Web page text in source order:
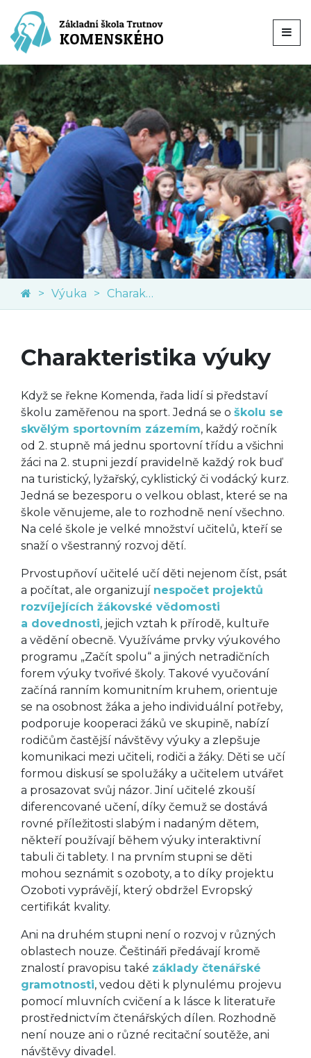
Výuka Charakteristika
Charakteristika výuky
Když se řekne Komenda, řada lidí si představí
školu zaměřenou na sport. Jedná se o školu se
skvělým sportovním zázemím, každý ročník
od 2. stupně má jednu sportovní třídu a všichni
žáci na 2. stupni jezdí pravidelně každý rok buď
na turistický, lyžařský, cyklistický či vodácký kurz.
Jedná se bezesporu o velkou oblast, které se na
škole věnujeme, ale to rozhodně není všechno.
Na celé škole je velké množství učitelů, kteří se
snaží o všestranný rozvoj dětí.
Prvostupňoví učitelé učí děti nejenom číst, psát
a počítat, ale organizují nespočet projektů
rozvíjejících žákovské vědomosti
a dovednosti, jejich vztah k přírodě, kultuře
a vědění obecně. Využíváme prvky výukového
programu „Začít spolu“ a jiných netradičních
forem výuky tvořivé školy. Takové vyučování
začíná ranním komunitním kruhem, orientuje
se na osobnost žáka a jeho individuální potřeby,
podporuje kooperaci žáků ve skupině, nabízí
rodičům častější návštěvy výuky a zlepšuje
komunikaci mezi učiteli, rodiči a žáky. Děti se učí
formou diskusí se spolužáky a učitelem utvářet
a prosazovat svůj názor. Jiní učitelé zkouší
diferencované učení, díky čemuž se dostává
rovné příležitosti slabým i nadaným dětem,
někteří používají během výuky interaktivní
tabuli či tablety. I na prvním stupni se děti
mohou seznámit s ozoboty, a to díky projektu
Ozoboti vyprávějí, který obdržel Evropský
certifikát kvality.
Ani na druhém stupni není o rozvoj v různých
oblastech nouze. Češtináři předávají kromě
znalostí pravopisu také základy čtenářské
gramotnosti, vedou děti k plynulému projevu
pomocí mluvních cvičení a k lásce k literatuře
prostřednictvím čtenářských dílen. Rozhodně
není nouze ani o různé recitační soutěže, ani
návštěvy divadel.